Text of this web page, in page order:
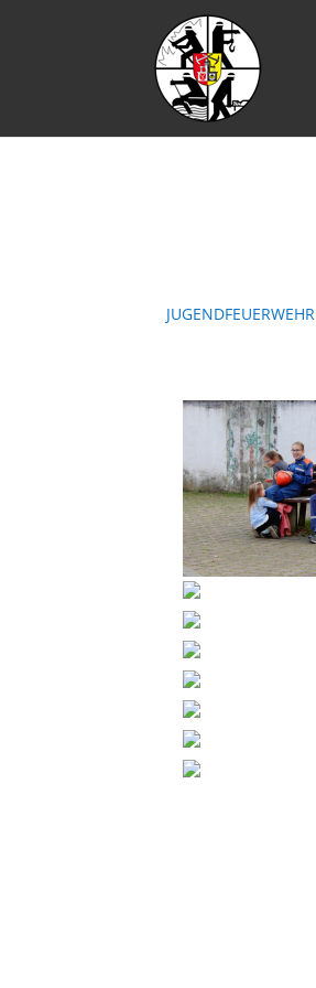
JUGENDFEUERWEHR